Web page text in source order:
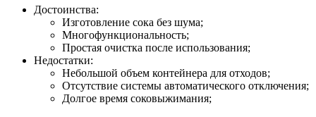
Достоинства:
Изготовление сока без шума;
Многофункциональность;
Простая очистка после использования;
Недостатки:
Небольшой объем контейнера для отходов;
Отсутствие системы автоматического отключения;
Долгое время соковыжимания;